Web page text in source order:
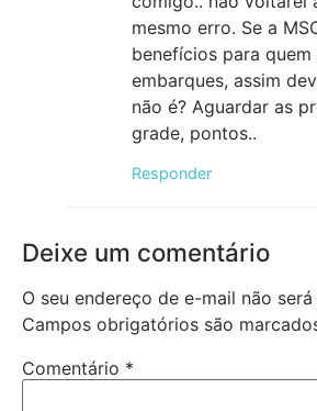
mesmo erro. Se a
benefícios para
embarques, assim
não é? Aguardar as
grade, pontos..
Responder
Deixe um comentário
O seu endereço de e-mail não
Campos obrigatórios são
Comentário *